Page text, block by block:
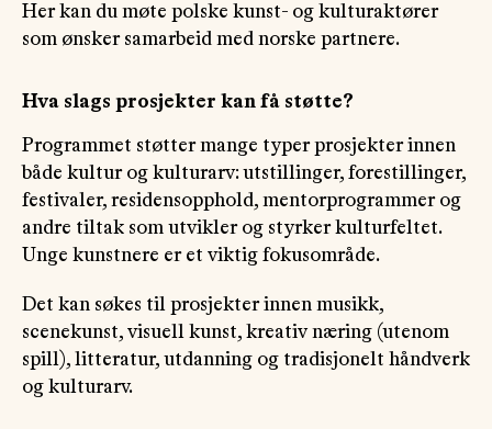
Her kan du møte polske kunst- og kulturaktører
som ønsker samarbeid med norske partnere.
Hva slags prosjekter kan få støtte?
Programmet støtter mange typer prosjekter innen
både kultur og kulturarv: utstillinger, forestillinger,
festivaler, residensopphold, mentorprogrammer og
andre tiltak som utvikler og styrker kulturfeltet.
Unge kunstnere er et viktig fokusområde.
Det kan søkes til prosjekter innen musikk,
scenekunst, visuell kunst, kreativ næring (utenom
spill), litteratur, utdanning og tradisjonelt håndverk
og kulturarv.